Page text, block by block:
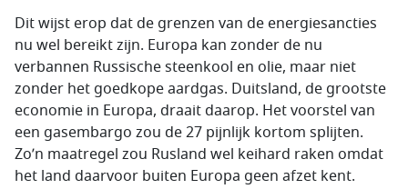
Dit wijst erop dat de grenzen van de energiesancties
nu wel bereikt zijn. Europa kan zonder de nu
verbannen Russische steenkool en olie, maar niet
zonder het goedkope aardgas. Duitsland, de grootste
economie in Europa, draait daarop. Het voorstel van
een gasembargo zou de 27 pijnlijk kortom splijten.
Zo’n maatregel zou Rusland wel keihard raken omdat
het land daarvoor buiten Europa geen afzet kent.